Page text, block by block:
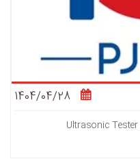
1404/04/28